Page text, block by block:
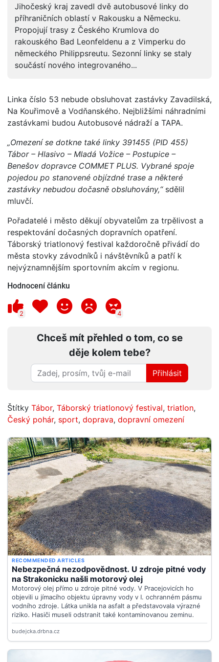
Jihočeský kraj zavedl dvě autobusové linky do
příhraničních oblastí v Rakousku a Německu.
Propojují trasy z Českého Krumlova do
rakouského Bad Leonfeldenu a z Vimperku do
německého Philippsreutu. Sezonní linky se staly
součástí nového integrovaného...
Linka číslo 53 nebude obsluhovat zastávky Zavadilská,
Na Kouřimově a Vodňanského. Nejbližšími náhradními
zastávkami budou Autobusové nádraží a TAPA.
„Omezení se dotkne také linky 391455 (PID 455)
Tábor – Hlasivo – Mladá Vožice – Postupice –
Benešov dopravce COMMET PLUS. Vybrané spoje
pojedou po stanovené objízdné trase a některé
zastávky nebudou dočasně obsluhovány,“sdělil
mluvčí.
Pořadatelé i město děkují obyvatelům za trpělivost a
respektování dočasných dopravních opatření.
Táborský triatlonový festival každoročně přivádí do
města stovky závodníků i návštěvníků a patří k
nejvýznamnějším sportovním akcím v regionu.
Hodnocení článku
2 4
Chceš mít přehled o tom, co se
děje kolem tebe?
Přihlásit
Štítky Tábor, Táborský triatlonový festival, triatlon,
Český pohár, sport, doprava, dopravní omezení